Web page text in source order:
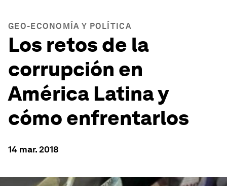
GEO-ECONOMÍA Y POLÍTICA
Los retos de la
corrupción en
América Latina y
cómo enfrentarlos
14 mar. 2018